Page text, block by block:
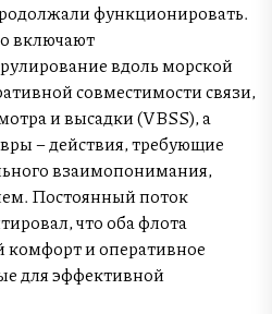
функционировать.
включают
вдоль морской
совместимости связи,
и высадки (VBSS), а
– действия, требующие
взаимопонимания,
Постоянный поток
что оба флота
и оперативное
для эффективной